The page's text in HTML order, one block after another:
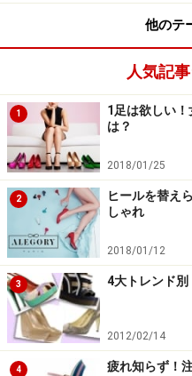
他のテ
人気記
1
1足は欲しい
は？
2018/01/25
2
ヒールを替え
しゃれ
2018/01/12
3 4大トレンド
2012/02/14
4 疲れ知らず！